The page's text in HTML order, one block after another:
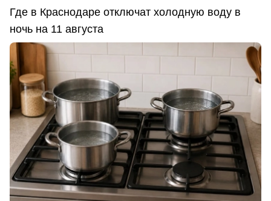
Где в Краснодаре отключат холодную воду в
ночь на 11 августа